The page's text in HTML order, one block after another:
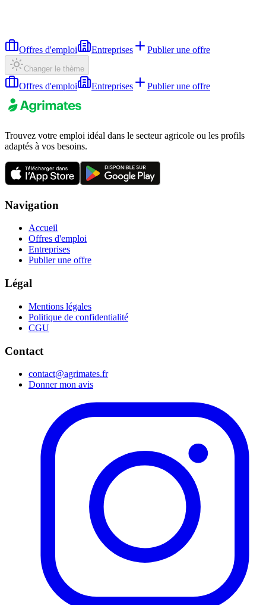
Offres d'emploi Entreprises Publier une offre
Changer le thème
Offres d'emploi Entreprises Publier une offre
Trouvez votre emploi idéal dans le secteur agricole ou les profils
adaptés à vos besoins.
Navigation
Accueil
Offres d'emploi
Entreprises
Publier une offre
Légal
Mentions légales
Politique de confidentialité
CGU
Contact
contact@agrimates.fr
Donner mon avis